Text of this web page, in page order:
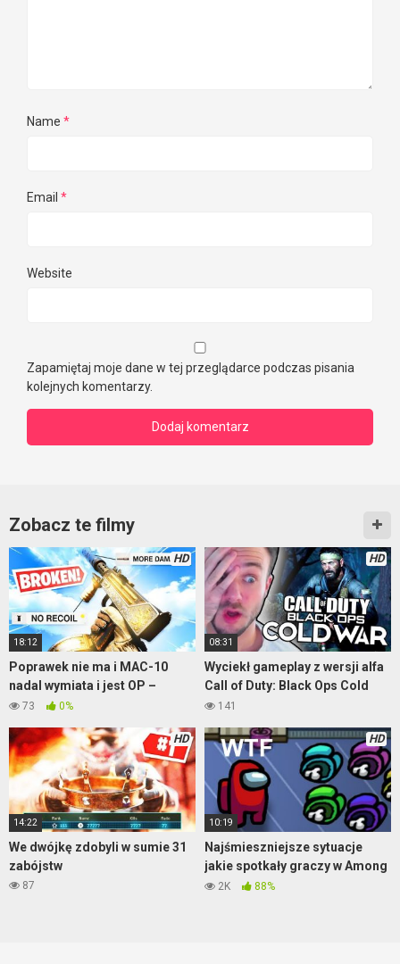
Name *
Email *
Website
Zapamiętaj moje dane w tej przeglądarce podczas pisania
kolejnych komentarzy.
Zobacz te filmy
HD
18:12
Poprawek nie ma i MAC-10
nadal wymiata i jest OP –
Warzone
73 0%
HD
08:31
Wyciekł gameplay z wersji alfa
Call of Duty: Black Ops Cold
War141
HD
14:22
We dwójkę zdobyli w sumie 31
zabójstw
87
HD
10:19
Najśmieszniejsze sytuacje
jakie spotkały graczy w Among
Us2K 88%